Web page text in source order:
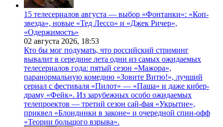
15 телесериалов августа — выбор «Фонтанки»: «Коп-
звезда», новые «Тед Лессо» и «Джек Ричер»,
«Одержимость»
02 августа 2026, 18:53
Кто бы мог подумать, что российский стриминг
вывалит в середине лета одни из самых ожидаемых
телесериалов года: пятый сезон «Мажора»,
паранормальную комедию «Зовите Витю!», лучший
сериал с фестиваля «Пилот» — «Паша» и даже кибер-
драму «Фейк». Из зарубежных особо ожидаемых
телепроектов — третий сезон сай-фая «Укрытие»,
приквел «Блондинки в законе» и очередной спин-офф
«Теории большого взрыва».